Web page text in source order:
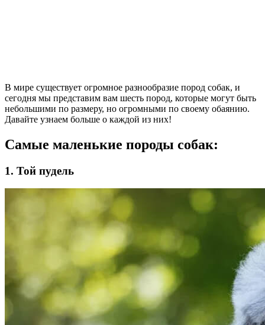
В мире существует огромное разнообразие пород собак, и
сегодня мы представим вам шесть пород, которые могут быть
небольшими по размеру, но огромными по своему обаянию.
Давайте узнаем больше о каждой из них!
Самые маленькие породы собак:
1. Той пудель